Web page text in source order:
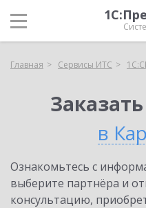
Главная Сервисы ИТС
в
Ознакомьтесь с
выберите партнёра и
консультацию,